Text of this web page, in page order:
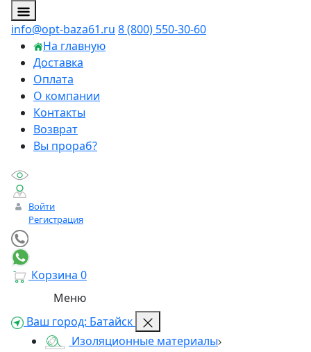
info@opt-baza61.ru 8 (800) 550-30-60
На главную
Доставка
Оплата
О компании
Контакты
Возврат
Вы прораб?
Войти
Регистрация
Корзина 0
Меню
Ваш город: Батайск
Изоляционные материалы